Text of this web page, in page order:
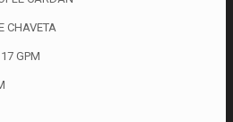
CHAVETA
GPM